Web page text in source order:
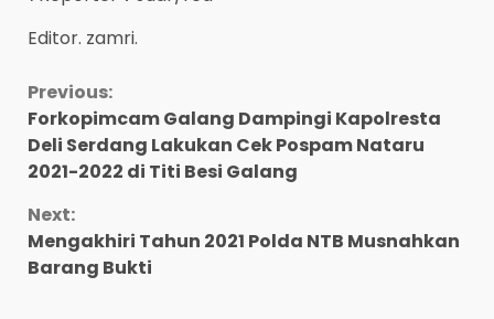
Editor. zamri.
Continue
Reading
Previous:
Forkopimcam Galang Dampingi Kapolresta
Deli Serdang Lakukan Cek Pospam Nataru
2021-2022 di Titi Besi Galang
Next:
Mengakhiri Tahun 2021 Polda NTB Musnahkan
Barang Bukti